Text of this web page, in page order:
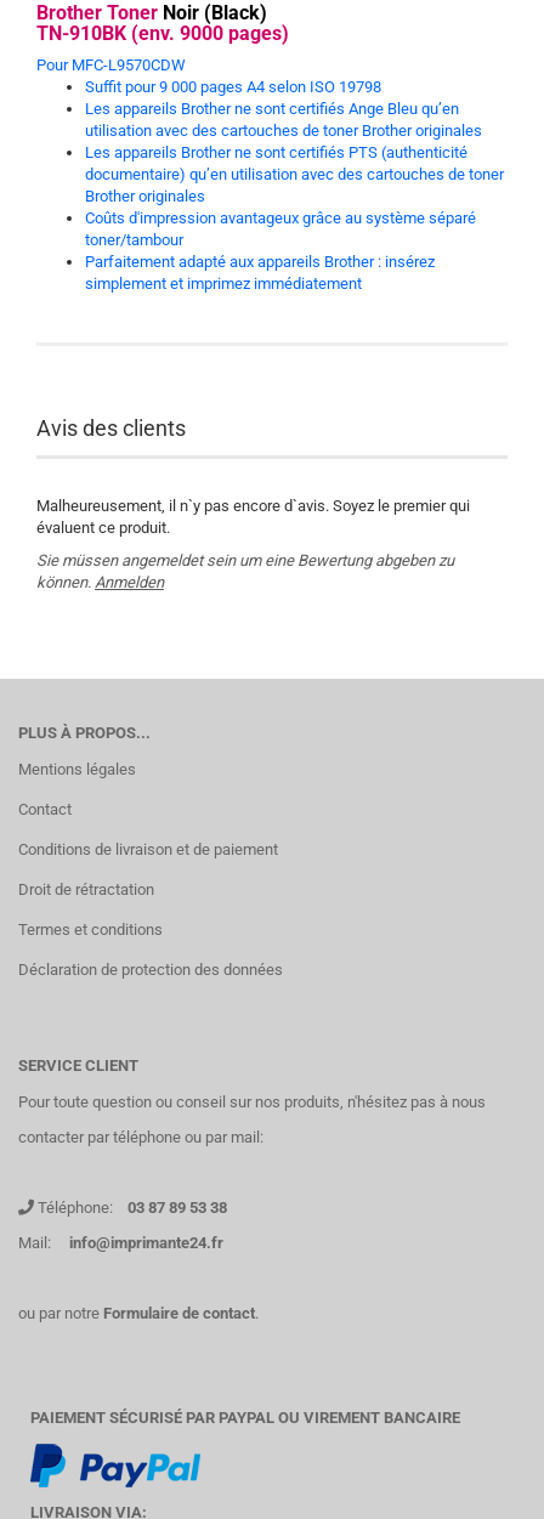
Brother Toner Noir (Black)
TN-910BK (env. 9000 pages)
Pour MFC-L9570CDW
Suffit pour 9 000 pages A4 selon ISO 19798
Les appareils Brother ne sont certifiés Ange Bleu qu’en
utilisation avec des cartouches de toner Brother originales
Les appareils Brother ne sont certifiés PTS (authenticité
documentaire) qu’en utilisation avec des cartouches de toner
Brother originales
Coûts d'impression avantageux grâce au système séparé
toner/tambour
Parfaitement adapté aux appareils Brother : insérez
simplement et imprimez immédiatement
Avis des clients
Malheureusement, il n`y pas encore d`avis. Soyez le premier qui
évaluent ce produit.
Sie müssen angemeldet sein um eine Bewertung abgeben zu
können. Anmelden
PLUS À PROPOS...
Mentions légales
Contact
Conditions de livraison et de paiement
Droit de rétractation
Termes et conditions
Déclaration de protection des données
SERVICE CLIENT
Pour toute question ou conseil sur nos produits, n'hésitez pas à nous
contacter par téléphone ou par mail:
Téléphone: 03 87 89 53 38
Mail:
info@imprimante24.fr
ou par notre Formulaire de contact.
PAIEMENT SÉCURISÉ PAR PAYPAL OU VIREMENT BANCAIRE
LIVRAISON VIA: